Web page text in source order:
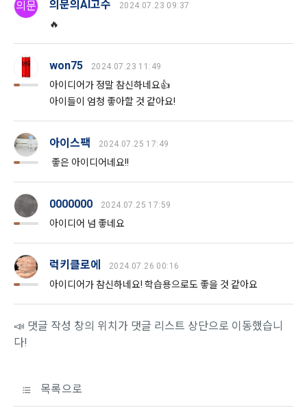
관한법률, 전기통신기본법, 전기통신사업법, 정보통신망이용촉
진등에관한법률, 전자상거래 등에서의 소비자보호에 관한 법률,
비자기본법 등의 관계법령에 따른다.
2. "회원"이 "회사"와 개별 계약을 체결하여 서비스를 이용하는
경우에는 개별 계약이 우선한다.
제 5 조 (이용계약의 성립)
1. "회원"이 이용신청(회원가입 신청) 작성 후에 "회사"가 웹 상
의 안내를 "회원"에게 통지함으로써 이용계약이 성립된다.
하는 자가 본 약관과 개인정보취급방침을 읽고 이에 대하여 "동
의" 또는 "제출하기" 버튼을 누르는 경우 이를 서비스 이용에 대
3. 제2항 신청에 있어 "회사"는 "회원"의 종류에 따라 전문기관을
통한 실명확인 및 본인인증을 요청할 수 있다. "회원"은 본인인
증에 필요한 이름, 생년월일, 연락처 등을 제공하여야 한다.
4. 페이스북 등 외부서비스와의 연동을 통해 이용계약을 신청할
경우, 본 약관과 개인정보취급방침, 서비스 제공을 위해 “회
사”가 “회원”의 외부 서비스 계정 정보 접근 및 활용에 “동의” 또
는 “확인”버튼을 누르면 “회사”가 웹 상의 안내 및 전자메일로
5. “회원”은 이용계약 성립 후, 당사의 동의 없이 임의로 회원 ID
모바일 서비스의 특성상 단말기 모델 정보가 수집될 수 있으나,
이는 개인을 식별할 수 없는 형태입니다.
필수항목: 본인 계좌정보(은행, 계좌번호), 주민등록번호(근거 :
소득세법)
5) 채용 합격 시, 기업의 요금 산정을 위한 수집 항목
필수항목: 합격자의 연봉정보
6) 서비스 이용과정이나 사업처리 과정에서 자동 수집되는 항목
IP Address, 쿠키, 방문일시, 서비스 이용 기록, 불량 이용 기록,
광고 ID, 접속 환경
나. 개인정보 수집방법
를 수집
의문 의문의AI고수 2024.07.23 09:37
🔥
won75 2024.07.23 11:49
아이디어가 정말 참신하네요👍
아이들이 엄청 좋아할 것 같아요!
아이스팩 2024.07.25 17:49
좋은 아이디어네요!!
0000000 2024.07.25 17:59
아이디어 넘 좋네요
럭키클로에 2024.07.26 00:16
아이디어가 참신하네요! 학습용으로도 좋을 것 같아요
📣 댓글 작성 창의 위치가 댓글 리스트 상단으로 이동했습니
다!
목록으로